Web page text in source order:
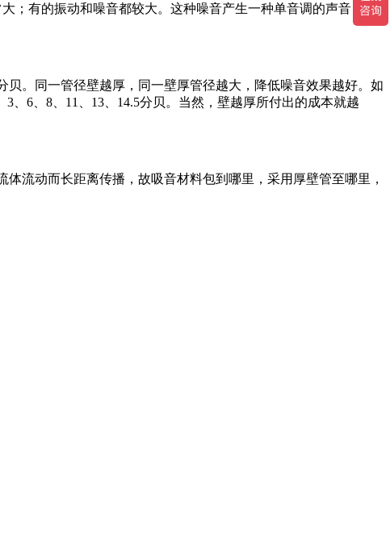
；有的振动和噪音都较大。这种噪音产生一种单音调的声音，其
。同一管径壁越厚，同一壁厚管径越大，降低噪音效果越好。如
、6、8、11、13、14.5分贝。当然，壁越厚所付出的成本就越
流动而长距离传播，故吸音材料包到哪里，采用厚壁管至哪里，